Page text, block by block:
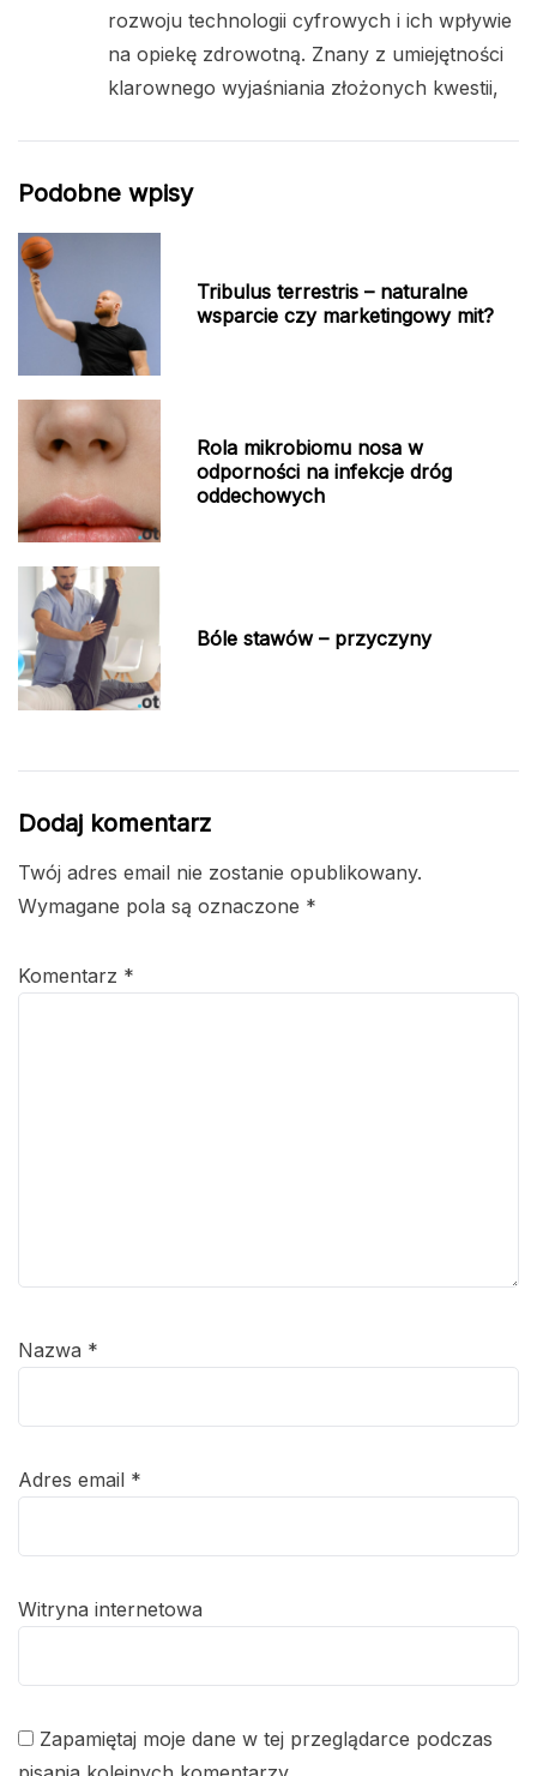
rozwoju technologii cyfrowych i ich wpływie
na opiekę zdrowotną. Znany z umiejętności
klarownego wyjaśniania złożonych kwestii,
Podobne wpisy
Tribulus terrestris – naturalne
wsparcie czy marketingowy mit?
Rola mikrobiomu nosa w
odporności na infekcje dróg
oddechowych
Bóle stawów – przyczyny
Dodaj komentarz
Twój adres email nie zostanie opublikowany.
Wymagane pola są oznaczone *
Komentarz *
Nazwa *
Adres email *
Witryna internetowa
Zapamiętaj moje dane w tej przeglądarce podczas